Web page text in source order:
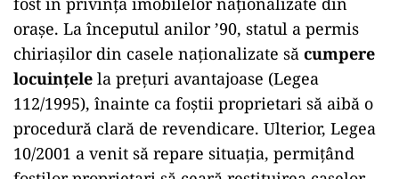
orașe. La începutul anilor ’90, statul a permis
chiriașilor din casele naționalizate să cumpere
locuințele la prețuri avantajoase (Legea
112/1995), înainte ca foștii proprietari să aibă o
procedură clară de revendicare. Ulterior, Legea
10/2001 a venit să repare situația, permițând